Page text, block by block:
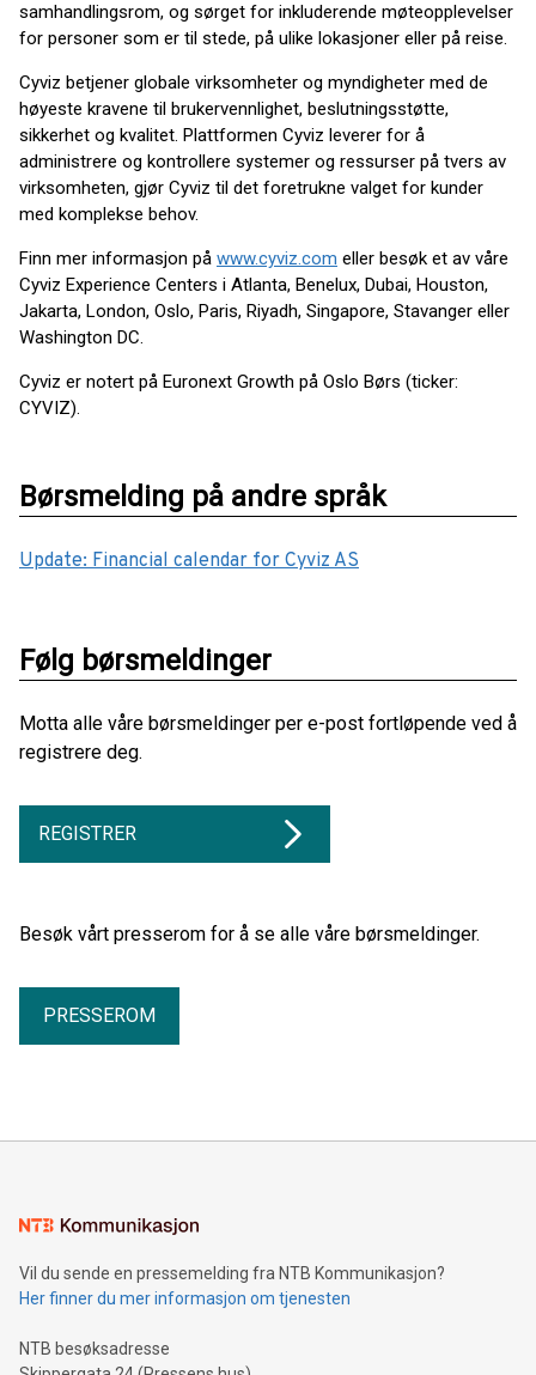
samhandlingsrom, og sørget for inkluderende møteopplevelser
for personer som er til stede, på ulike lokasjoner eller på reise.
Cyviz betjener globale virksomheter og myndigheter med de
høyeste kravene til brukervennlighet, beslutningsstøtte,
sikkerhet og kvalitet. Plattformen Cyviz leverer for å
administrere og kontrollere systemer og ressurser på tvers av
virksomheten, gjør Cyviz til det foretrukne valget for kunder
med komplekse behov.
Finn mer informasjon på www.cyviz.com eller besøk et av våre
Cyviz Experience Centers i Atlanta, Benelux, Dubai, Houston,
Jakarta, London, Oslo, Paris, Riyadh, Singapore, Stavanger eller
Washington DC.
Cyviz er notert på Euronext Growth på Oslo Børs (ticker:
CYVIZ).
Børsmelding på andre språk
Update: Financial calendar for Cyviz AS
Følg børsmeldinger
Motta alle våre børsmeldinger per e-post fortløpende ved å
registrere deg.
REGISTRER
Besøk vårt presserom for å se alle våre børsmeldinger.
PRESSEROM
Vil du sende en pressemelding fra NTB Kommunikasjon?
Her finner du mer informasjon om tjenesten
NTB besøksadresse